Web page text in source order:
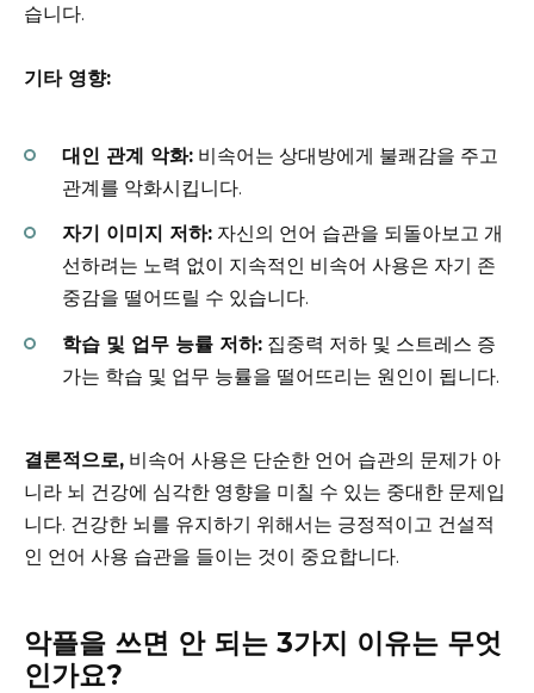
습니다.
기타 영향:
대인 관계 악화: 비속어는 상대방에게 불쾌감을 주고
관계를 악화시킵니다.
자기 이미지 저하: 자신의 언어 습관을 되돌아보고 개
선하려는 노력 없이 지속적인 비속어 사용은 자기 존
중감을 떨어뜨릴 수 있습니다.
학습 및 업무 능률 저하: 집중력 저하 및 스트레스 증
가는 학습 및 업무 능률을 떨어뜨리는 원인이 됩니다.
결론적으로, 비속어 사용은 단순한 언어 습관의 문제가 아
니라 뇌 건강에 심각한 영향을 미칠 수 있는 중대한 문제입
니다. 건강한 뇌를 유지하기 위해서는 긍정적이고 건설적
인 언어 사용 습관을 들이는 것이 중요합니다.
악플을 쓰면 안 되는 3가지 이유는 무엇
인가요?